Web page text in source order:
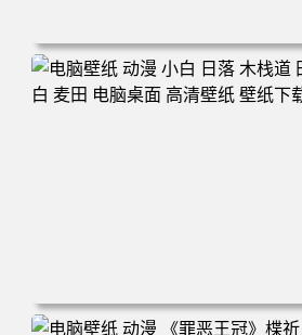
电脑壁纸 可爱动物 喵 喵星人 猫 猫咪
纸 壁纸下载 壁纸大全
电脑壁纸 动漫 小白 日落 木栈道 田野